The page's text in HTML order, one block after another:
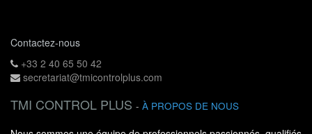
Contactez-nous
+33 2 40 65 50 42
secretariat@tmicontrolplus.com
TMI CONTROL PLUS - À PROPOS DE NOUS